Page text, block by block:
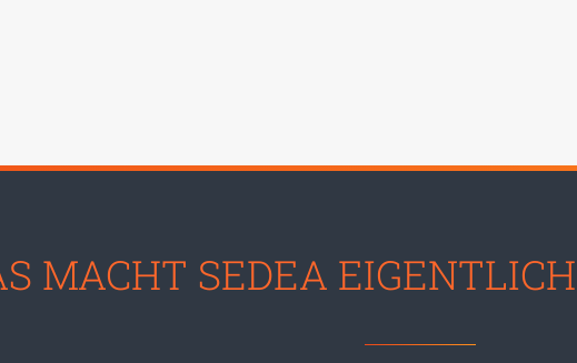
MACHT SEDEA